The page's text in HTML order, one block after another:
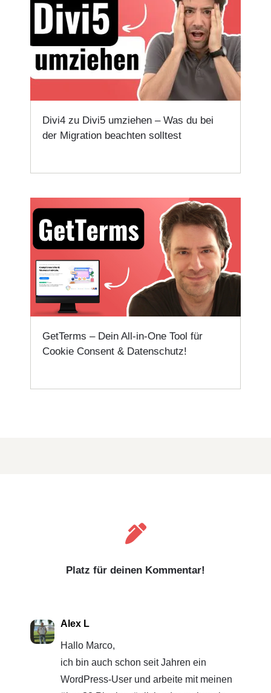
Divi4 zu Divi5 umziehen – Was du bei
der Migration beachten solltest
GetTerms – Dein All-in-One Tool für
Cookie Consent & Datenschutz!

Platz für deinen Kommentar!
Alex L
Hallo Marco,
ich bin auch schon seit Jahren ein
WordPress-User und arbeite mit meinen